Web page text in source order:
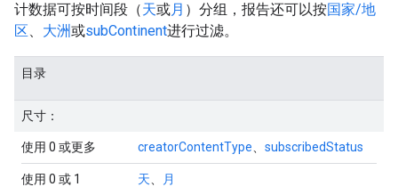
计数据可按时间段（天或月 ）分组，报告还可以按国家/地
区、 大洲或subContinent进行过滤。
目录
尺寸：
使用 0 或更多 creatorContentType subscribedStatus
使用 0 或 1 天 月